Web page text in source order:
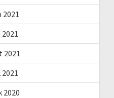
2021
2021
2020